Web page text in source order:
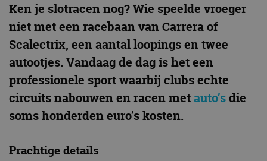
Ken je slotracen nog? Wie speelde vroeger
niet met een racebaan van Carrera of
Scalectrix, een aantal loopings en twee
autootjes. Vandaag de dag is het een
professionele sport waarbij clubs echte
circuits nabouwen en racen metauto’sdie
soms honderden euro’s kosten.
Prachtige details